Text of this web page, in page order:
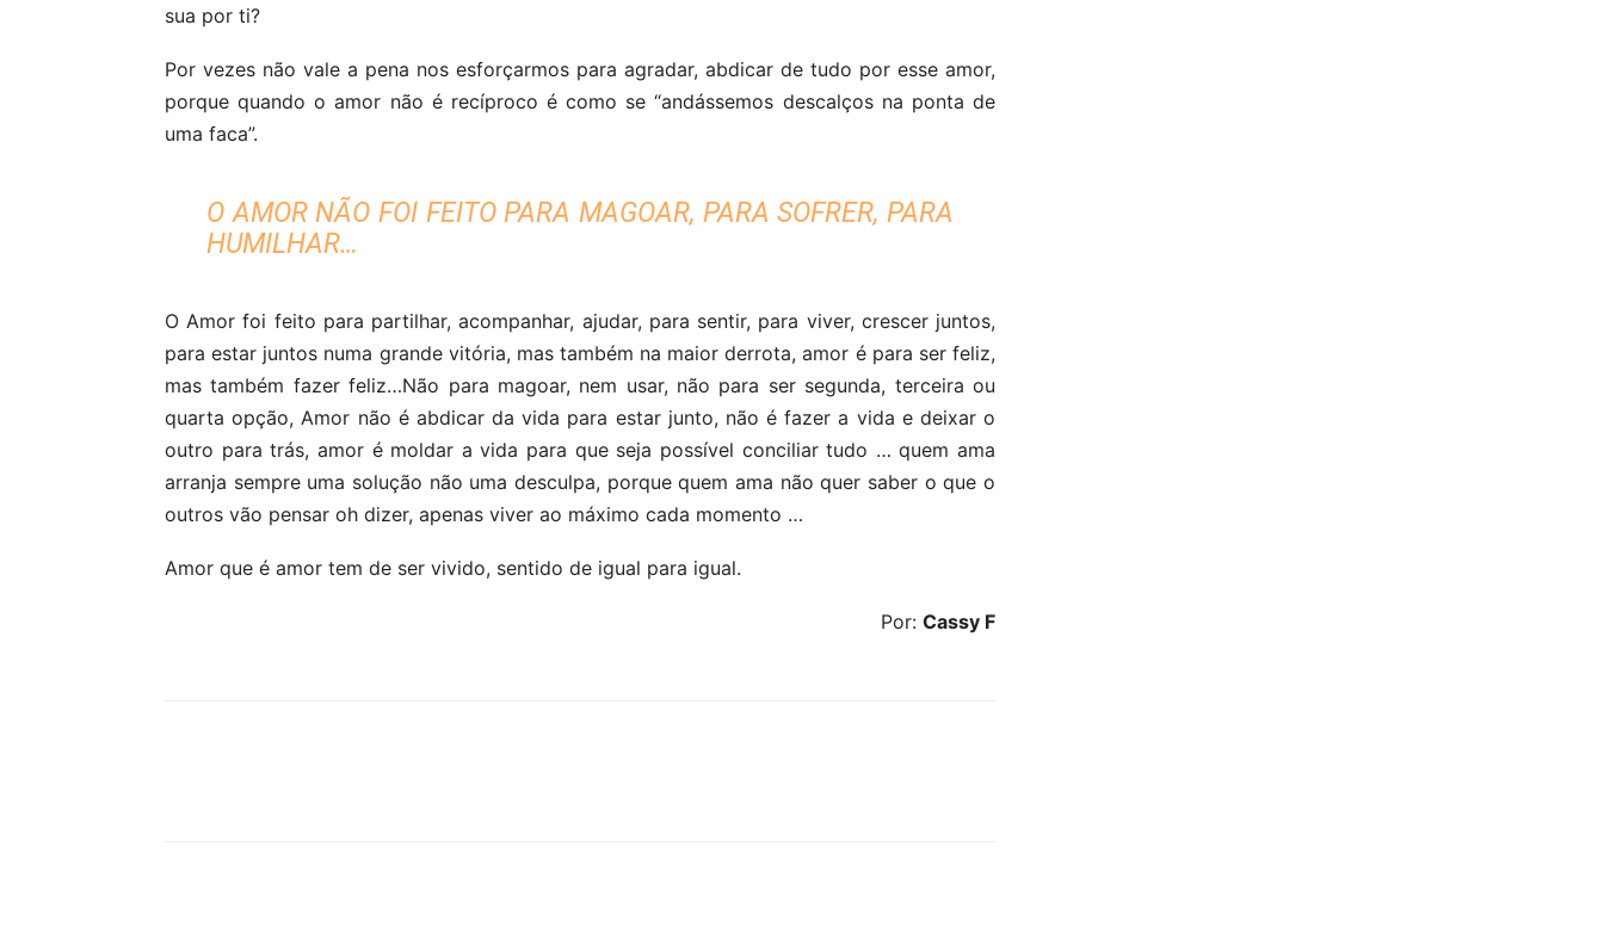
sua por ti?
Por vezes não vale a pena nos esforçarmos para agradar, abdicar de tudo por esse amor,
porque quando o amor não é recíproco é como se “andássemos descalços na ponta de
uma faca”.
O AMOR NÃO FOI FEITO PARA MAGOAR, PARA SOFRER, PARA
HUMILHAR…
O Amor foi feito para partilhar, acompanhar, ajudar, para sentir, para viver, crescer juntos,
para estar juntos numa grande vitória, mas também na maior derrota, amor é para ser feliz,
mas também fazer feliz…Não para magoar, nem usar, não para ser segunda, terceira ou
quarta opção, Amor não é abdicar da vida para estar junto, não é fazer a vida e deixar o
outro para trás, amor é moldar a vida para que seja possível conciliar tudo … quem ama
arranja sempre uma solução não uma desculpa, porque quem ama não quer saber o que o
outros vão pensar oh dizer, apenas viver ao máximo cada momento …
Amor que é amor tem de ser vivido, sentido de igual para igual.
Por: Cassy F